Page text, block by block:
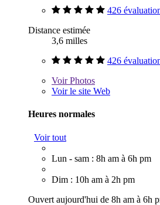
426
Distance estimée
3,6 milles
426
VoirPhotos
Voir le site Web
Heures normales
Voir tout
Lun - sam : 8h am à 6h pm
Dim : 10h am à 2h pm
Ouvert aujourd'hui de 8h am à 6h